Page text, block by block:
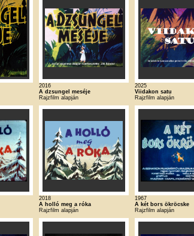
2016
A dzsungel meséje
Rajzfilm alapján
2025
Viidakon satu
Rajzfilm alapján
2018
A holló meg a róka
Rajzfilm alapján
1967
A két bors ökröcske
Rajzfilm alapján